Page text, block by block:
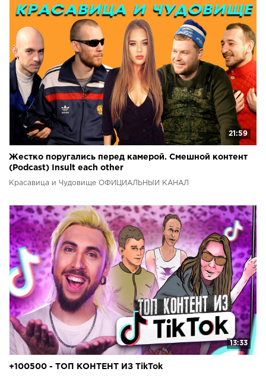
21:59
Жестко поругались перед камерой. Смешной контент
(Podcast) Insult each other
Красавица и Чудовище ОФИЦИАЛЬНЫЙ КАНАЛ
13:33
+100500 - ТОП КОНТЕНТ ИЗ TikTok